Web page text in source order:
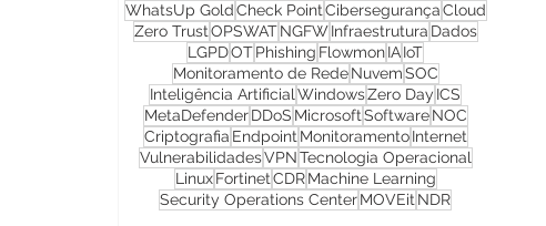
WhatsUp GoldCheck PointCibersegurançaCloud
Zero TrustOPSWAT NGFW Infraestrutura Dados
LGPDOTPhishing FlowmonIAIoT
Monitoramento de Rede NuvemSOC
Inteligência Artificial WindowsZero Day ICS
MetaDefender DDoS MicrosoftSoftware NOC
Criptografia Endpoint Monitoramento Internet
VulnerabilidadesVPNTecnologia Operacional
Linux FortinetCDR Machine Learning
Security Operations CenterMOVEit NDR